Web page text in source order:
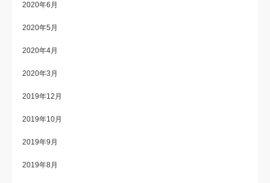
2020年6月
2020年5月
2020年4月
2020年3月
2019年12月
2019年10月
2019年9月
2019年8月